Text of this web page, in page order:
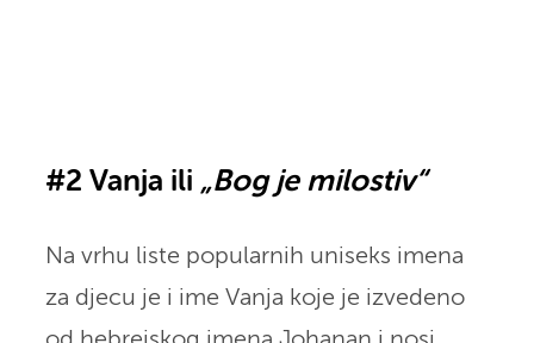
#2 Vanja ili „Bog je milostiv“
Na vrhu liste popularnih uniseks imena
za djecu je i ime Vanja koje je izvedeno